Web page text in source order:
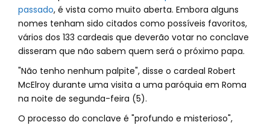
passado, é vista como muito aberta. Embora alguns
nomes tenham sido citados como possíveis favoritos,
vários dos 133 cardeais que deverão votar no conclave
disseram que não sabem quem será o próximo papa.
"Não tenho nenhum palpite", disse o cardeal Robert
McElroy durante uma visita a uma paróquia em Roma
na noite de segunda-feira (5).
O processo do conclave é "profundo e misterioso",